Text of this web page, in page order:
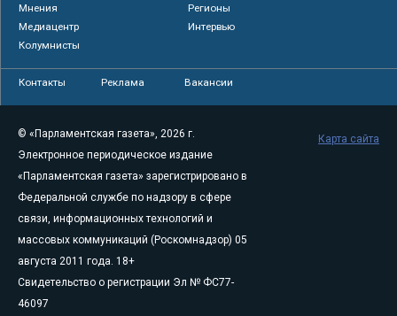
Мнения
Регионы
Медиацентр
Интервью
Колумнисты
Контакты Реклама Вакансии
© «Парламентская газета», 2026 г.
Электронное периодическое издание
«Парламентская газета» зарегистрировано в
Федеральной службе по надзору в сфере
связи, информационных технологий и
массовых коммуникаций (Роскомнадзор) 05
августа 2011 года. 18+
Свидетельство о регистрации Эл № ФС77-
46097
Карта сайта